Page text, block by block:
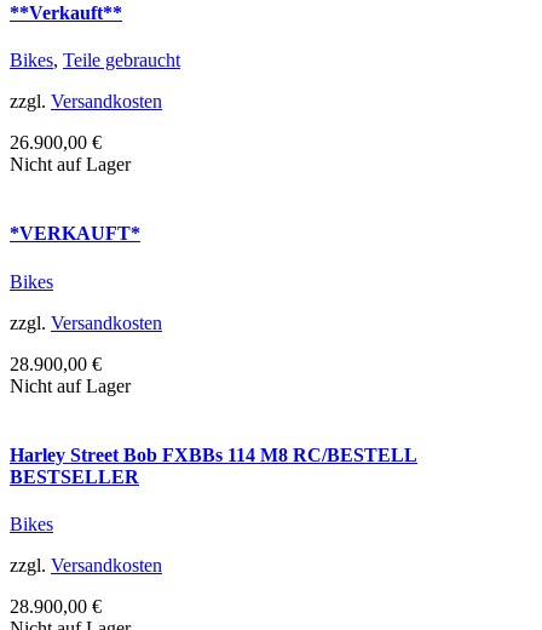
**Verkauft**
Bikes, Teile gebraucht
zzgl. Versandkosten
26.900,00 €
Nicht auf Lager
*VERKAUFT*
Bikes
zzgl. Versandkosten
28.900,00 €
Nicht auf Lager
Harley Street Bob FXBBs 114 M8 RC/BESTELL
BESTSELLER
Bikes
zzgl. Versandkosten
28.900,00 €